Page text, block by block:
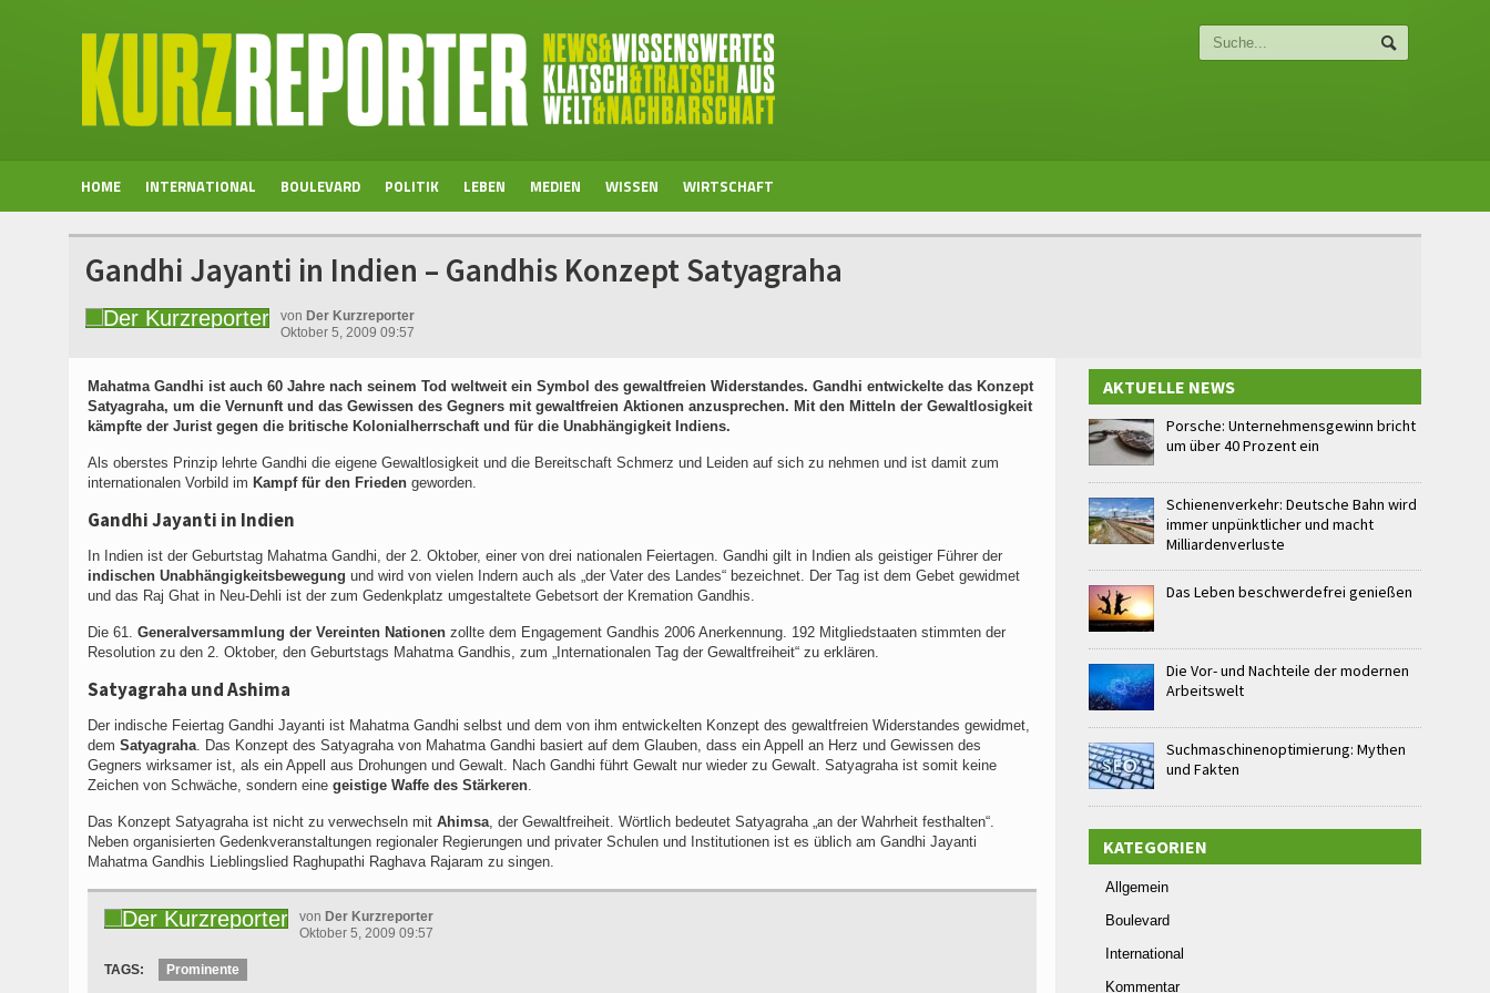
HOME INTERNATIONAL BOULEVARD POLITIK LEBEN MEDIEN WISSEN WIRTSCHAFT
Gandhi Jayanti in Indien – Gandhis Konzept Satyagraha
von Der Kurzreporter
Oktober 5, 2009 09:57
Mahatma Gandhi ist auch 60 Jahre nach seinem Tod weltweit ein Symbol des gewaltfreien Widerstandes. Gandhi entwickelte das Konzept
Satyagraha, um die Vernunft und das Gewissen des Gegners mit gewaltfreien Aktionen anzusprechen. Mit den Mitteln der Gewaltlosigkeit
kämpfte der Jurist gegen die britische Kolonialherrschaft und für die Unabhängigkeit Indiens.
Als oberstes Prinzip lehrte Gandhi die eigene Gewaltlosigkeit und die Bereitschaft Schmerz und Leiden auf sich zu nehmen und ist damit zum
internationalen Vorbild im Kampf für den Frieden geworden.
Gandhi Jayanti in Indien
In Indien ist der Geburtstag Mahatma Gandhi, der 2. Oktober, einer von drei nationalen Feiertagen. Gandhi gilt in Indien als geistiger Führer der
indischen Unabhängigkeitsbewegung und wird von vielen Indern auch als „der Vater des Landes“ bezeichnet. Der Tag ist dem Gebet gewidmet
und das Raj Ghat in Neu-Dehli ist der zum Gedenkplatz umgestaltete Gebetsort der Kremation Gandhis.
Die 61. Generalversammlung der Vereinten Nationen zollte dem Engagement Gandhis 2006 Anerkennung. 192 Mitgliedstaaten stimmten der
Resolution zu den 2. Oktober, den Geburtstags Mahatma Gandhis, zum „Internationalen Tag der Gewaltfreiheit“ zu erklären.
Satyagraha und Ashima
Der indische Feiertag Gandhi Jayanti ist Mahatma Gandhi selbst und dem von ihm entwickelten Konzept des gewaltfreien Widerstandes gewidmet,
dem Satyagraha. Das Konzept des Satyagraha von Mahatma Gandhi basiert auf dem Glauben, dass ein Appell an Herz und Gewissen des
Gegners wirksamer ist, als ein Appell aus Drohungen und Gewalt. Nach Gandhi führt Gewalt nur wieder zu Gewalt. Satyagraha ist somit keine
Zeichen von Schwäche, sondern eine geistige Waffe des Stärkeren.
Das Konzept Satyagraha ist nicht zu verwechseln mit Ahimsa, der Gewaltfreiheit. Wörtlich bedeutet Satyagraha „an der Wahrheit festhalten“.
Neben organisierten Gedenkveranstaltungen regionaler Regierungen und privater Schulen und Institutionen ist es üblich am Gandhi Jayanti
Mahatma Gandhis Lieblingslied Raghupathi Raghava Rajaram zu singen.
von Der Kurzreporter
Oktober 5, 2009 09:57
TAGS: Prominente
AKTUELLE NEWS
Porsche: Unternehmensgewinn bricht
um über 40 Prozent ein
Schienenverkehr: Deutsche Bahn wird
immer unpünktlicher und macht
Milliardenverluste
Das Leben beschwerdefrei genießen
Die Vor- und Nachteile der modernen
Arbeitswelt
Suchmaschinenoptimierung: Mythen
und Fakten
KATEGORIEN
Allgemein
Boulevard
International
Kommentar